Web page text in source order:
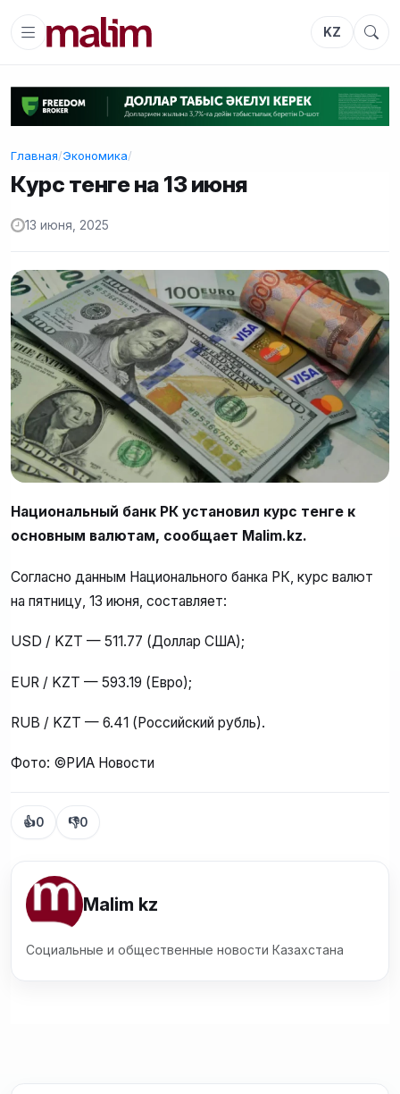
KZ
Главная/Экономика/
Курс тенге на 13 июня
13 июня, 2025
Национальный банк РК установил курс тенге к
основным валютам, сообщает Malim.kz.
Согласно данным Национального банка РК, курс валют
на пятницу, 13 июня, составляет:
USD / KZT — 511.77 (Доллар США);
EUR / KZT — 593.19 (Евро);
RUB / KZT — 6.41 (Российский рубль).
Фото: ©РИА Новости
👍0 👎0
Malim kz
Социальные и общественные новости Казахстана